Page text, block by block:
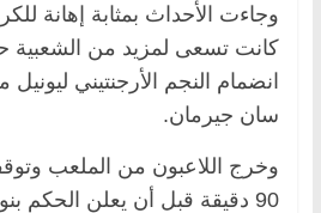
وجاءت الأحداث بمثابة إهانة
كانت تسعى لمزيد من الشعبية
انضمام النجم الأرجنتيني
سان جيرمان.
وخرج اللاعبون من الملعب
90 دقيقة قبل أن يعلن الحكم